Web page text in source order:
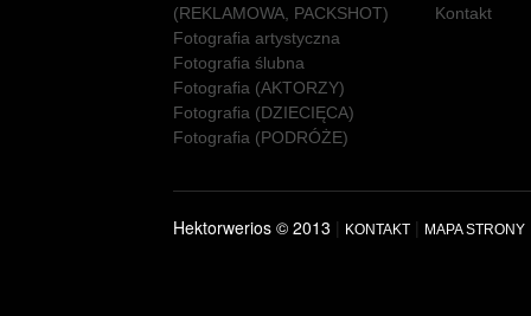
(REKLAMOWA, PACKSHOT)
Fotografia artystyczna
Fotografia ślubna
Fotografia (AKTORZY)
Fotografia (DZIECIĘCA)
Fotografia (PODRÓŻE)
Kontakt
Hektorwerios © 2013 | KONTAKT | MAPA STRONY